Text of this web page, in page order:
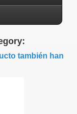
también han